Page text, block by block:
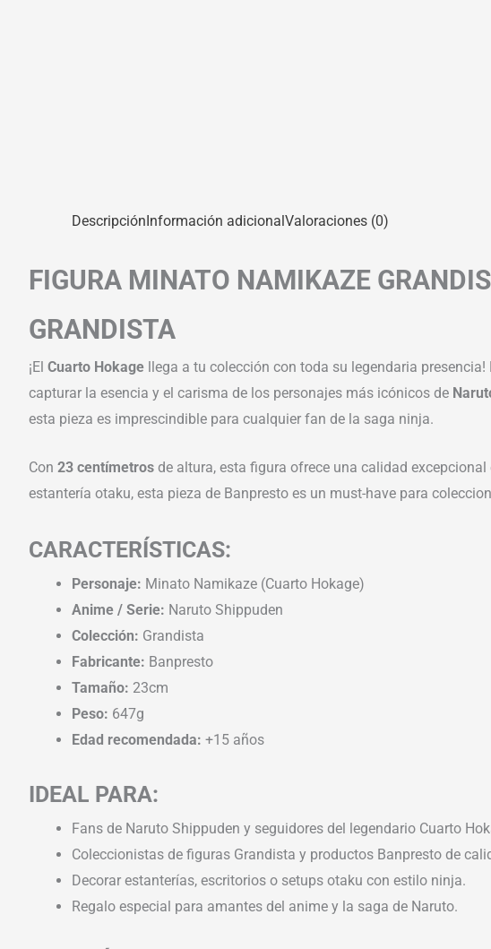
DescripciónInformación adicionalValoraciones (0)
FIGURA MINATO NAMIKAZE
GRANDISTA
¡El Cuarto Hokage llega a tu colección con toda su legendaria presencia!
capturar la esencia y el carisma de los personajes más icónicos de
esta pieza es imprescindible para cualquier fan de la saga ninja.
Con 23 centímetros de altura, esta figura ofrece una calidad
estantería otaku, esta pieza de Banpresto es un must-have para
CARACTERÍSTICAS:
Personaje: Minato Namikaze (Cuarto Hokage)
Anime / Serie: Naruto Shippuden
Colección: Grandista
Fabricante: Banpresto
Tamaño: 23cm
Peso: 647g
Edad recomendada: +15 años
IDEAL PARA:
Fans de Naruto Shippuden y seguidores del legendario Cuarto
Coleccionistas de figuras Grandista y productos Banpresto de
Decorar estanterías, escritorios o setups otaku con estilo ninja.
Regalo especial para amantes del anime y la saga de Naruto.